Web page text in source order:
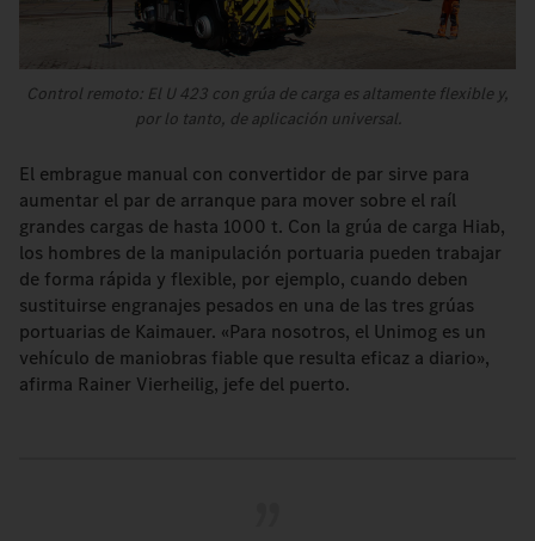
Control remoto: El U 423 con grúa de carga es altamente flexible y,
por lo tanto, de aplicación universal.
El embrague manual con convertidor de par sirve para
aumentar el par de arranque para mover sobre el raíl
grandes cargas de hasta 1000 t. Con la grúa de carga Hiab,
los hombres de la manipulación portuaria pueden trabajar
de forma rápida y flexible, por ejemplo, cuando deben
sustituirse engranajes pesados en una de las tres grúas
portuarias de Kaimauer. «Para nosotros, el Unimog es un
vehículo de maniobras fiable que resulta eficaz a diario»,
afirma Rainer Vierheilig, jefe del puerto.